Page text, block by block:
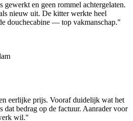
gewerkt en geen rommel achtergelaten.
nieuw uit. De kitter werkte heel
douchecabine — top vakmanschap."
eerlijke prijs. Vooraf duidelijk wat het
dat bedrag op de factuur. Aanrader voor
wil."